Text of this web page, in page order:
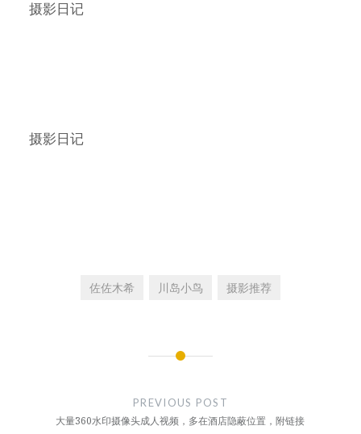
摄影日记
摄影日记
佐佐木希 川岛小鸟 摄影推荐
PREVIOUS POST
大量360水印摄像头成人视频，多在酒店隐蔽位置，附链接